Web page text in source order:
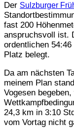
Der Sulzburger
fast 200
anspruchsvoll ist.
ordentlichen
Platz belegt.
Da am nächsten
meinem Plan
Vogesen
24,3 km in 3:10
vom Vortag nicht